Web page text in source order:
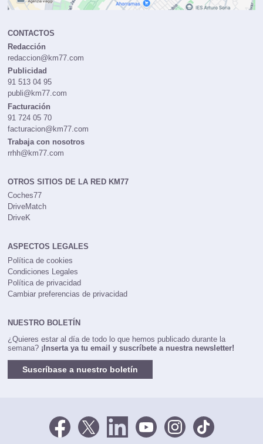
CONTACTOS
Redacción
redaccion@km77.com
Publicidad
91 513 04 95
publi@km77.com
Facturación
91 724 05 70
facturacion@km77.com
Trabaja con nosotros
rrhh@km77.com
OTROS SITIOS DE LA RED KM77
Coches77
DriveMatch
DriveK
ASPECTOS LEGALES
Política de cookies
Condiciones Legales
Política de privacidad
Cambiar preferencias de privacidad
NUESTRO BOLETÍN
¿Quieres estar al día de todo lo que hemos publicado durante la
semana? ¡Inserta ya tu email y suscríbete a nuestra newsletter!
Suscríbase a nuestro boletín